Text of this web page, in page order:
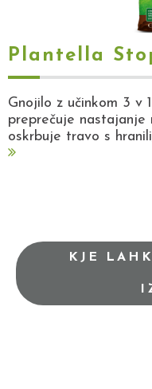
Plantella
Gnojilo z učinkom 3 v
preprečuje nastajanje
oskrbuje travo s
KJE